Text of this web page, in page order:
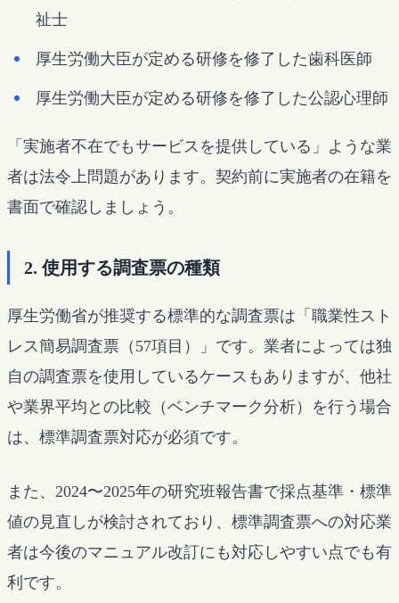
祉士
厚生労働大臣が定める研修を修了した歯科医師
厚生労働大臣が定める研修を修了した公認心理師
「実施者不在でもサービスを提供している」ような業
者は法令上問題があります。契約前に実施者の在籍を
書面で確認しましょう。
2. 使用する調査票の種類
厚生労働省が推奨する標準的な調査票は「職業性スト
レス簡易調査票（57項目）」です。業者によっては独
自の調査票を使用しているケースもありますが、他社
や業界平均との比較（ベンチマーク分析）を行う場合
は、標準調査票対応が必須です。
また、2024〜2025年の研究班報告書で採点基準・標準
値の見直しが検討されており、標準調査票への対応業
者は今後のマニュアル改訂にも対応しやすい点でも有
利です。